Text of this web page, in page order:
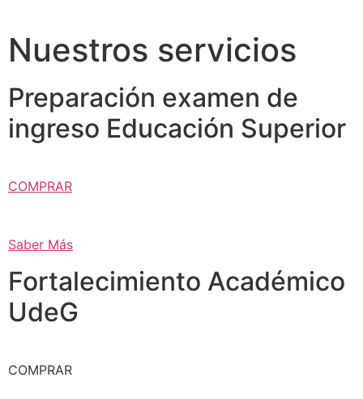
Nuestros servicios
Preparación examen de
ingreso Educación Superior
COMPRAR
Saber Más
Fortalecimiento Académico
UdeG
COMPRAR